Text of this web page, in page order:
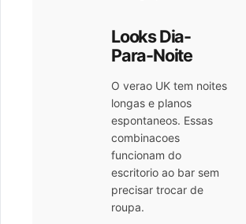
Looks Dia-
Para-Noite
O verao UK tem noites
longas e planos
espontaneos. Essas
combinacoes
funcionam do
escritorio ao bar sem
precisar trocar de
roupa.